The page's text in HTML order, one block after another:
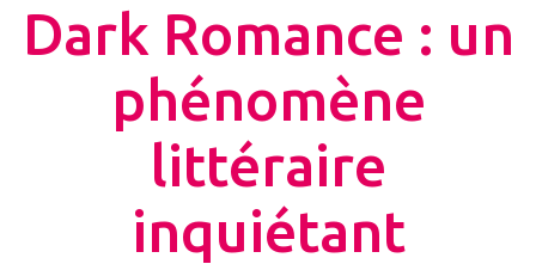
Dark Romance : un
phénomène
littéraire
inquiétant